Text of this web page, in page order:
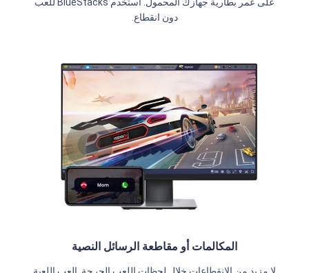
دون انقطاع.
المكالمات أو مقاطعة الرسائل النصية